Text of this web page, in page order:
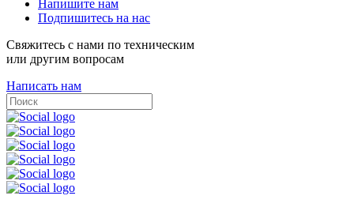
Напишите нам
Подпишитесь на нас
Свяжитесь с нами по техническим
или другим вопросам
Написать нам